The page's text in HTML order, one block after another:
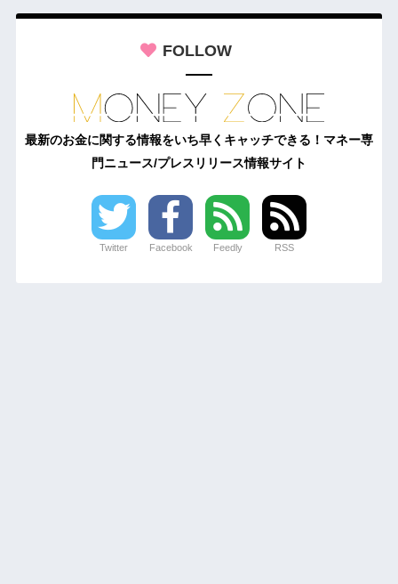
FOLLOW
最新のお金に関する情報をいち早くキャッチできる！マネー専
門ニュース/プレスリリース情報サイト
Twitter Facebook Feedly RSS